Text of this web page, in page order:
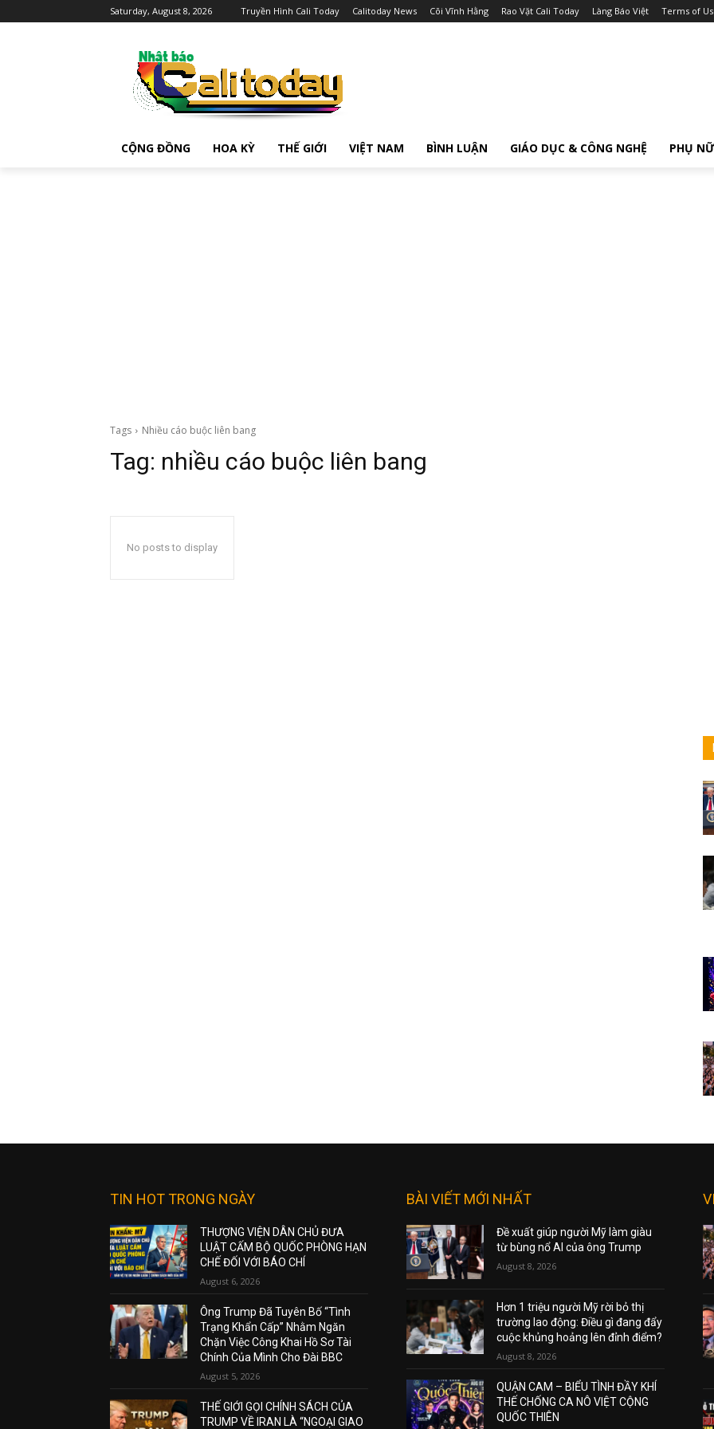
Saturday, August 8, 2026 Truyền Hình Cali Today Calitoday News Cõi Vĩnh Hằng Rao Vặt Cali Today Làng Báo Việt Terms of
CỘNG ĐỒNG HOA KỲ THẾ GIỚI VIỆT NAM BÌNH LUẬN GIÁO DỤC & CÔNG NGHỆ PHỤ NỮ
Tags Nhiều cáo buộc liên bang
Tag: nhiều cáo buộc liên bang
No posts to display
TIN HOT TRONG NGÀY
THƯỢNG VIỆN DÂN CHỦ ĐƯA
LUẬT CẤM BỘ QUỐC PHÒNG HẠN
CHẾ ĐỐI VỚI BÁO CHÍ
August 6, 2026
Ông Trump Đã Tuyên Bố “Tình
Trạng Khẩn Cấp” Nhằm Ngăn
Chặn Việc Công Khai Hồ Sơ Tài
Chính Của Mình Cho Đài BBC
August 5, 2026
THẾ GIỚI GỌI CHÍNH SÁCH CỦA
TRUMP VỀ IRAN LÀ “NGOẠI GIAO
BÀI VIẾT MỚI NHẤT
Đề xuất giúp người Mỹ làm giàu
từ bùng nổ AI của ông Trump
August 8, 2026
Hơn 1 triệu người Mỹ rời bỏ thị
trường lao động: Điều gì đang đẩy
cuộc khủng hoảng lên đỉnh điểm?
August 8, 2026
QUẬN CAM – BIỂU TÌNH ĐẦY KHÍ
THẾ CHỐNG CA NÔ VIỆT CỘNG
QUỐC THIÊN